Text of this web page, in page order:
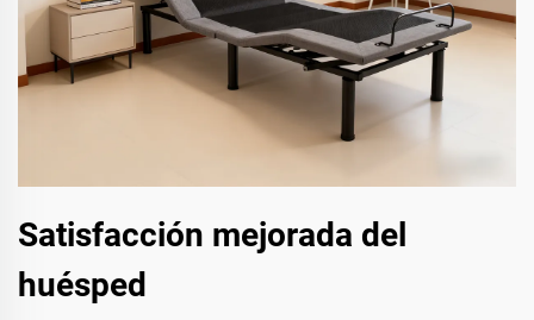
Satisfacción mejorada del
huésped